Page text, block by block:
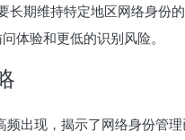
期维持特定地区网络身份
体验和更低的识别风险。
出现，揭示了网络身份管